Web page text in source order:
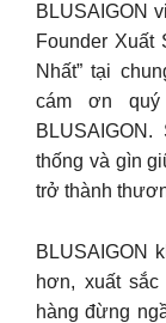
BLUSAIGON
Founder Xuất
Nhất” tại
cám ơn
thống và gìn
trở thành
BLUSAIGON
hơn, xuất
hàng đừng